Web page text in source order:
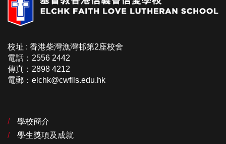
校址 : 香港柴灣漁灣邨第2座校舍
電話：2556 2442
傳真：2898 4212
電郵：elchk@cwflls.edu.hk
學校簡介
學生獎項及成就